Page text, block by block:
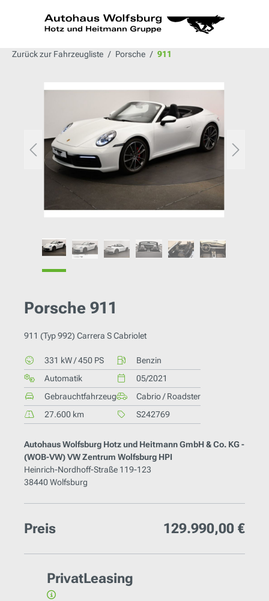
springen
Zurück zur Fahrzeugliste Porsche 911
Porsche 911
911 (Typ 992) Carrera S Cabriolet
331 kW / 450 PS
Automatik
Gebrauchtfahrzeug
27.600 km
Benzin
05/2021
Cabrio / Roadster
S242769
Autohaus Wolfsburg Hotz und Heitmann GmbH & Co. KG -
(WOB-VW) VW Zentrum Wolfsburg HPI
Heinrich-Nordhoff-Straße 119-123
38440 Wolfsburg
Preis 129.990,00 €
PrivatLeasing